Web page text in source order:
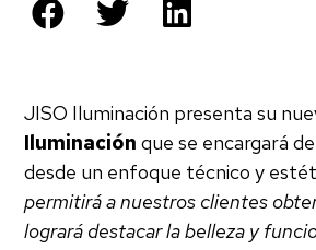
JISO Iluminación presenta su
Iluminación que se encargará
desde un enfoque técnico y
permitirá a nuestros clientes
logrará destacar la belleza y